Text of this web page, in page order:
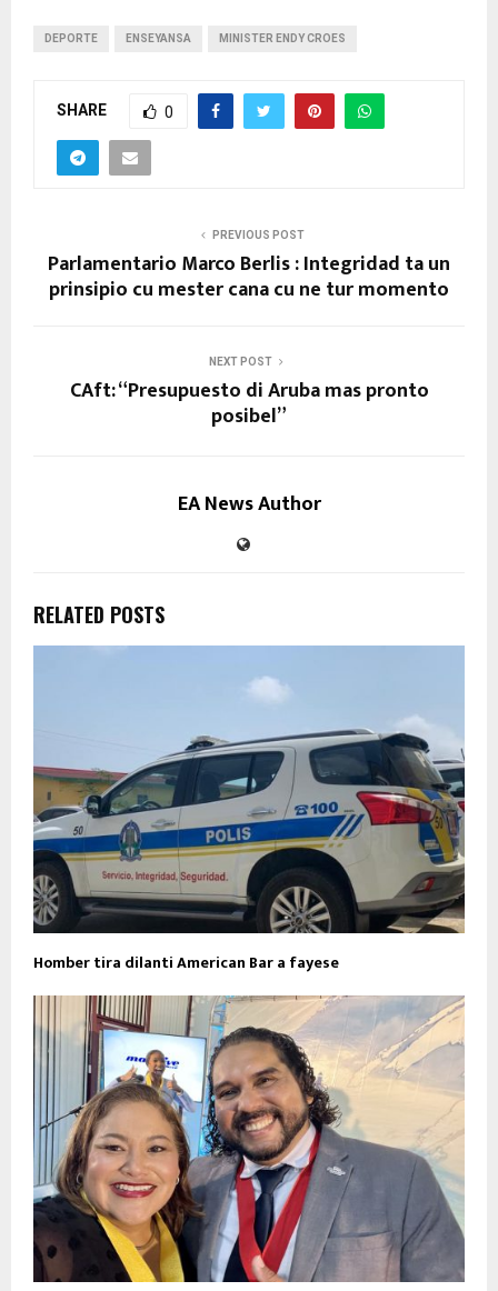
DEPORTE ENSEYANSA MINISTER ENDY CROES
SHARE 0
PREVIOUS POST
Parlamentario Marco Berlis : Integridad ta un
prinsipio cu mester cana cu ne tur momento
NEXT POST
CAft: “Presupuesto di Aruba mas pronto
posibel”
EA News Author
RELATED POSTS
Homber tira dilanti American Bar a fayese